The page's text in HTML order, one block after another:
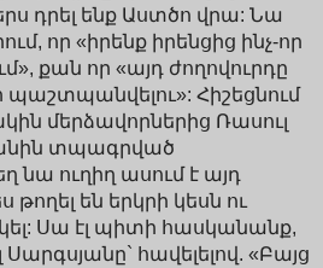
դրել ենք Աստծո վրա: Նա
որ «իրենք իրենցից ինչ-որ
քան որ «այդ ժողովուրդը
պաշտպանվելու»: Հիշեցնում
մերձավորներից Ռասուլ
տպագրված
նա ուղիղ ասում է այդ
թողել են երկրի կեսն ու
Սա էլ պիտի հասկանանք,
Սարգսյանը` հավելելով. «Բայց